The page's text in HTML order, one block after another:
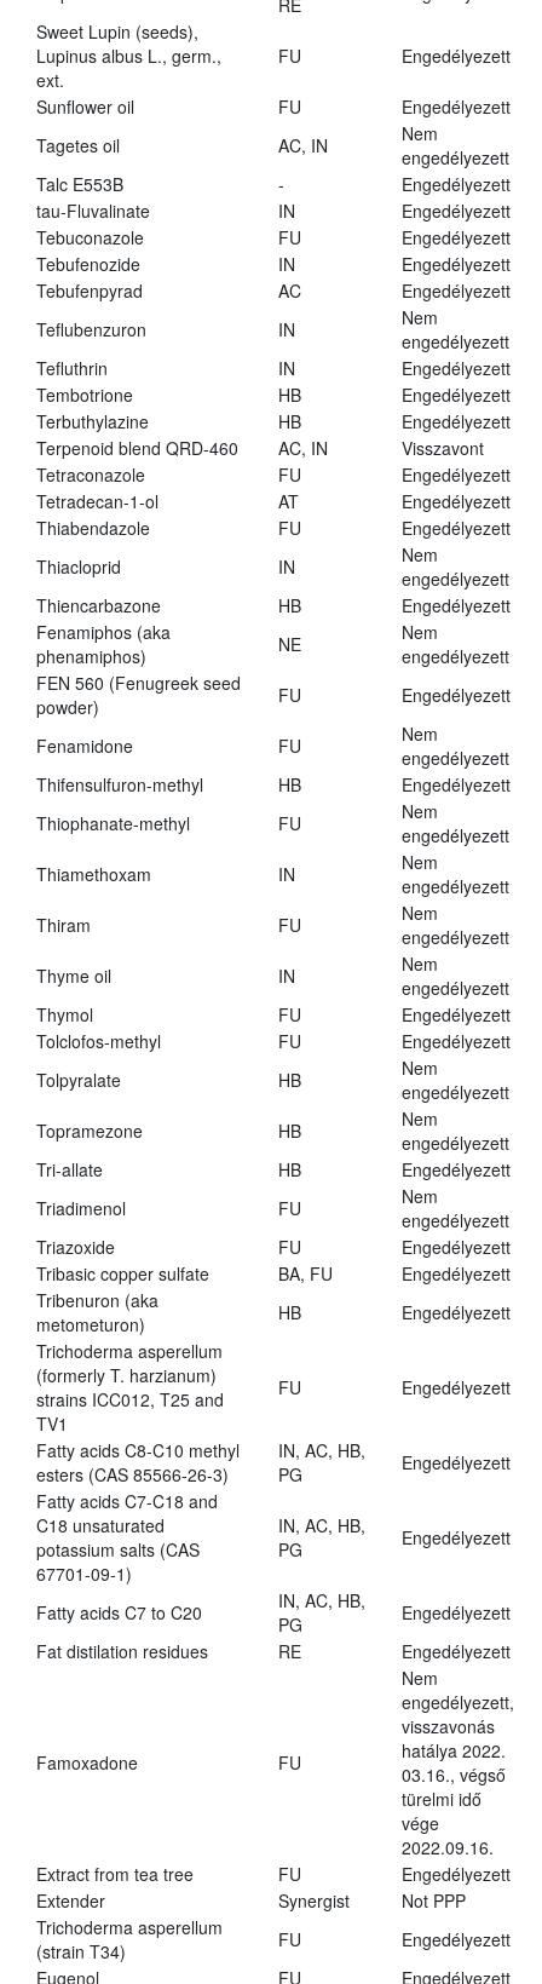
RE
Sweet Lupin (seeds),
Lupinus albus L., germ.,
ext.
FU Engedélyezett
Sunflower oil FU
Engedélyezett
Tagetes oil
AC, IN
Nem
engedélyezett
Talc E553B
-
Engedélyezett
tau-Fluvalinate
IN
Engedélyezett
Tebuconazole
FU
Engedélyezett
Tebufenozide
IN
Engedélyezett
Tebufenpyrad
AC
Engedélyezett
Teflubenzuron
IN
Nem
engedélyezett
Tefluthrin
IN
Engedélyezett
Tembotrione
HB
Engedélyezett
Terbuthylazine
HB
Engedélyezett
Terpenoid blend QRD-460
AC, IN
Visszavont
Tetraconazole
FU
Engedélyezett
Tetradecan-1-ol
AT
Engedélyezett
Thiabendazole
FU
Engedélyezett
Thiacloprid
IN
Nem
engedélyezett
Thiencarbazone
HB
Engedélyezett
Fenamiphos (aka
phenamiphos)
NE
Nem
engedélyezett
FEN 560 (Fenugreek seed
powder)
FU Engedélyezett
Fenamidone FU
Nem
engedélyezett
Thifensulfuron-methyl
HB
Engedélyezett
Thiophanate-methyl
FU
Nem
engedélyezett
Thiamethoxam
IN
Nem
engedélyezett
Thiram
FU
Nem
engedélyezett
Thyme oil
IN
Nem
engedélyezett
Thymol
FU
Engedélyezett
Tolclofos-methyl
FU
Engedélyezett
Tolpyralate
HB
Nem
engedélyezett
Topramezone
HB
Nem
engedélyezett
Tri-allate
HB
Engedélyezett
Triadimenol
FU
Nem
engedélyezett
Triazoxide
FU
Engedélyezett
Tribasic copper sulfate
BA, FU
Engedélyezett
Tribenuron (aka
metometuron)
HB
Engedélyezett
Trichoderma asperellum
(formerly T. harzianum)
strains ICC012, T25 and
TV1
FU Engedélyezett
Fatty acids C8-C10 methyl
esters (CAS 85566-26-3)
IN, AC, HB,
PG
Engedélyezett
Fatty acids C7-C18 and
C18 unsaturated
potassium salts (CAS
67701-09-1)
IN, AC, HB,
PG
Engedélyezett
Fatty acids C7 to C20
IN, AC, HB,
PG
Engedélyezett
Fat distilation residues
RE Engedélyezett
Famoxadone FU
Nem
engedélyezett,
visszavonás
hatálya 2022.
03.16., végső
türelmi idő
vége
2022.09.16.
Extract from tea tree
FU
Engedélyezett
Extender
Synergist
Not PPP
Trichoderma asperellum
(strain T34)
FU
Engedélyezett
Eugenol
FU
Engedélyezett